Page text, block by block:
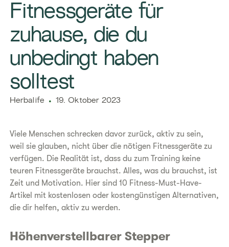
Fitnessgeräte für
zuhause, die du
unbedingt haben
solltest
Herbalife 19. Oktober 2023
Viele Menschen schrecken davor zurück, aktiv zu sein,
weil sie glauben, nicht über die nötigen Fitnessgeräte zu
verfügen. Die Realität ist, dass du zum Training keine
teuren Fitnessgeräte brauchst. Alles, was du brauchst, ist
Zeit und Motivation. Hier sind 10 Fitness-Must-Have-
Artikel mit kostenlosen oder kostengünstigen Alternativen,
die dir helfen, aktiv zu werden.
Höhenverstellbarer Stepper